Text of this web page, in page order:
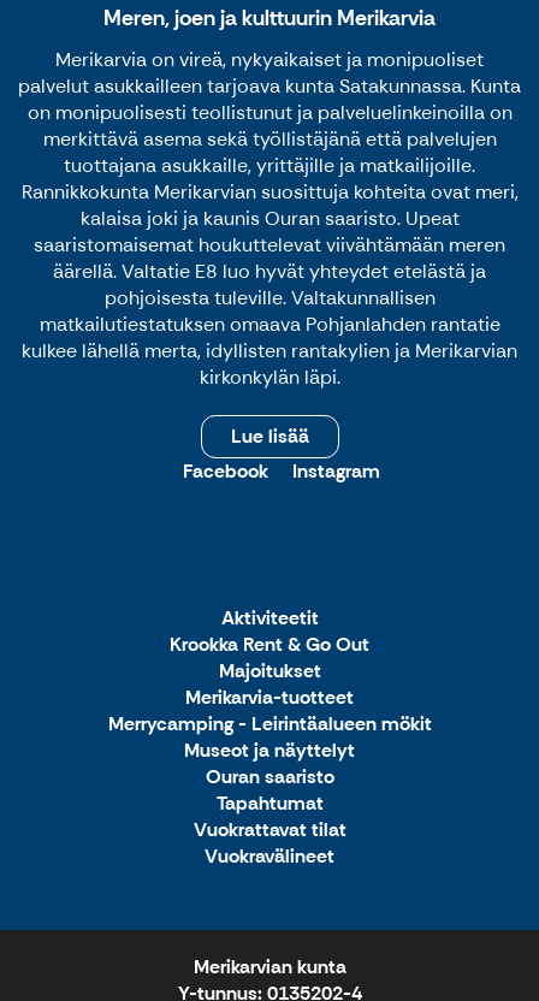
Meren, joen ja kulttuurin Merikarvia
Merikarvia on vireä, nykyaikaiset ja monipuoliset
palvelut asukkailleen tarjoava kunta Satakunnassa. Kunta
on monipuolisesti teollistunut ja palveluelinkeinoilla on
merkittävä asema sekä työllistäjänä että palvelujen
tuottajana asukkaille, yrittäjille ja matkailijoille.
Rannikkokunta Merikarvian suosittuja kohteita ovat meri,
kalaisa joki ja kaunis Ouran saaristo. Upeat
saaristomaisemat houkuttelevat viivähtämään meren
äärellä. Valtatie E8 luo hyvät yhteydet etelästä ja
pohjoisesta tuleville. Valtakunnallisen
matkailutiestatuksen omaava Pohjanlahden rantatie
kulkee lähellä merta, idyllisten rantakylien ja Merikarvian
kirkonkylän läpi.
Lue lisää
Facebook
Instagram
Aktiviteetit
Krookka Rent & Go Out
Majoitukset
Merikarvia-tuotteet
Merrycamping - Leirintäalueen mökit
Museot ja näyttelyt
Ouran saaristo
Tapahtumat
Vuokrattavat tilat
Vuokravälineet
Merikarvian kunta
Y-tunnus: 0135202-4